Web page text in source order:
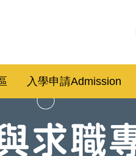
入學申請Admission